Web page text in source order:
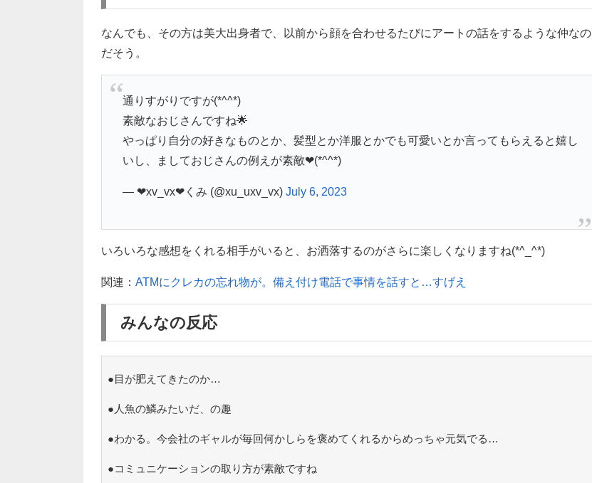
なんでも、その方は美大出身者で、以前から顔を合わせるたびにアートの話をするような仲なの
だそう。
通りすがりですが(*^^*)
素敵なおじさんですね🌟
やっぱり自分の好きなものとか、髪型とか洋服とかでも可愛いとか言ってもらえると嬉し
いし、ましておじさんの例えが素敵❤(*^^*)
— ❤xv_vx❤くみ (@xu_uxv_vx) July 6, 2023
いろいろな感想をくれる相手がいると、お洒落するのがさらに楽しくなりますね(*^_^*)
関連： ATMにクレカの忘れ物が。備え付け電話で事情を話すと…すげえ
みんなの反応
●目が肥えてきたのか…
●人魚の鱗みたいだ、の趣
●わかる。今会社のギャルが毎回何かしらを褒めてくれるからめっちゃ元気でる…
●コミュニケーションの取り方が素敵ですね